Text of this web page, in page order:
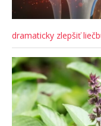
dramaticky zlepšiť